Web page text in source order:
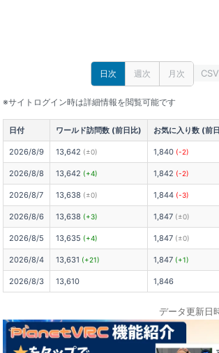
日次 週次 月次
※サイトログイン時は詳細情報を閲覧可能です
日付 ワールド訪問数 (前日比) お気に入り数 (前
2026/8/9 13,642 (±0) 1,840 (-2)
2026/8/8 13,642 (+4) 1,842 (-2)
2026/8/7 13,638 (±0) 1,844 (-3)
2026/8/6 13,638 (+3) 1,847 (±0)
2026/8/5 13,635 (+4) 1,847 (±0)
2026/8/4 13,631 (+21) 1,847 (+1)
2026/8/3 13,610 1,846
データ更新